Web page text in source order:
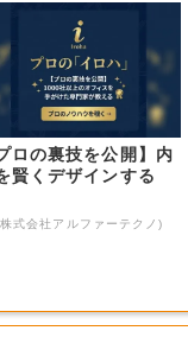
ロの裏技を公開】内
賢くデザインする
式会社アルファーテクノ)